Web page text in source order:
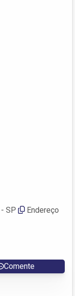
SP
Endereço
Comente